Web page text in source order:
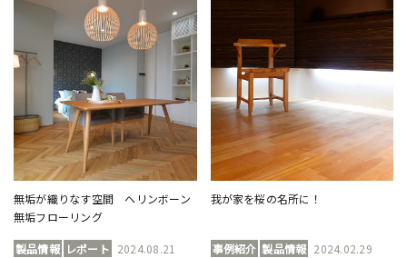
無垢が織りなす空間 ヘリンボーン
無垢フローリング
製品情報 レポート 2024.08.21
我が家を桜の名所に！
事例紹介 製品情報 2024.02.29